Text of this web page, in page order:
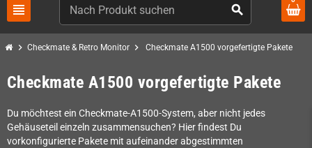
view_headline search
chevron_right Checkmate & Retro Monitor chevron_right Checkmate A1500 vorgefertigte Pakete
Checkmate A1500 vorgefertigte Pakete
Du möchtest ein Checkmate-A1500-System, aber nicht jedes
Gehäuseteil einzeln zusammensuchen? Hier findest Du
vorkonfigurierte Pakete mit aufeinander abgestimmten